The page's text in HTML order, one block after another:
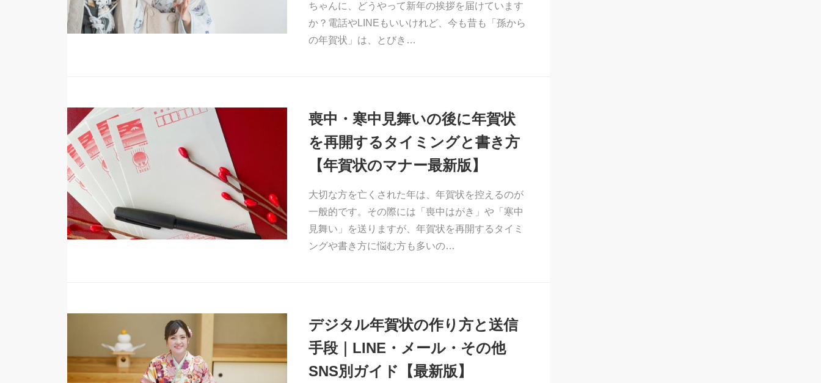
ちゃんに、どうやって新年の挨拶を届けています
か？電話やLINEもいいけれど、今も昔も「孫から
の年賀状」は、とびき…
喪中・寒中見舞いの後に年賀状
を再開するタイミングと書き方
【年賀状のマナー最新版】
大切な方を亡くされた年は、年賀状を控えるのが
一般的です。その際には「喪中はがき」や「寒中
見舞い」を送りますが、年賀状を再開するタイミ
ングや書き方に悩む方も多いの…
デジタル年賀状の作り方と送信
手段｜LINE・メール・その他
SNS別ガイド【最新版】